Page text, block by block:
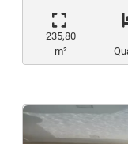
235,80
m²